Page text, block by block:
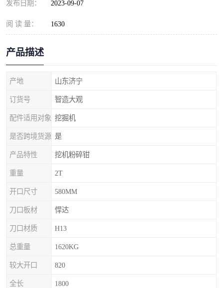
发布日期： 2023-09-07
阅 读 量： 1630
产品描述
产地 山东济宁
订货号 智造大观
配件适用对象 挖掘机
是否跨境货源 是
产品特性 挖机粉碎钳
重量 2T
开口尺寸 580MM
刀口板材 悍达
刀口材质 H13
总重量 1620KG
较大开口 820
全长 1800